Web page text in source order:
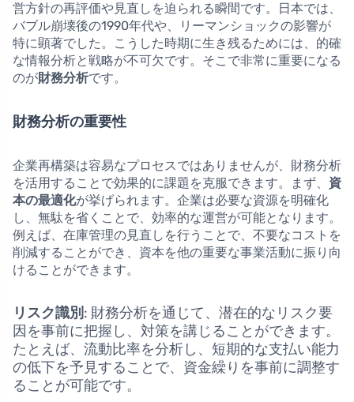
営方針の再評価や見直しを迫られる瞬間です。日本では、
バブル崩壊後の1990年代や、リーマンショックの影響が
特に顕著でした。こうした時期に生き残るためには、的確
な情報分析と戦略が不可欠です。そこで非常に重要になる
のが財務分析です。
財務分析の重要性
企業再構築は容易なプロセスではありませんが、財務分析
を活用することで効果的に課題を克服できます。まず、 資
本の最適化が挙げられます。企業は必要な資源を明確化
し、無駄を省くことで、効率的な運営が可能となります。
例えば、在庫管理の見直しを行うことで、不要なコストを
削減することができ、資本を他の重要な事業活動に振り向
けることができます。
リスク識別: 財務分析を通じて、潜在的なリスク要
因を事前に把握し、対策を講じることができます。
たとえば、流動比率を分析し、短期的な支払い能力
の低下を予見することで、資金繰りを事前に調整す
ることが可能です。